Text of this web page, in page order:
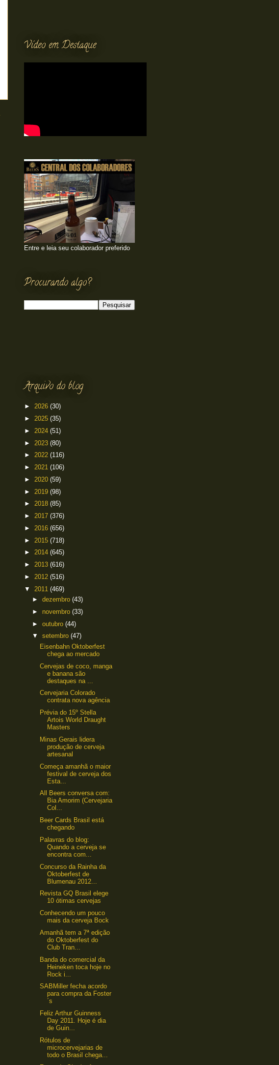
Vídeo em Destaque
Entre e leia seu colaborador preferido
Procurando algo?
Arquivo do blog
► 2026 (30)
► 2025 (35)
► 2024 (51)
► 2023 (80)
► 2022 (116)
► 2021 (106)
► 2020 (59)
► 2019 (98)
► 2018 (85)
► 2017 (376)
► 2016 (656)
► 2015 (718)
► 2014 (645)
► 2013 (616)
► 2012 (516)
▼ 2011 (469)
► dezembro (43)
► novembro (33)
► outubro (44)
▼ setembro (47)
Eisenbahn Oktoberfest
chega ao mercado
Cervejas de coco, manga
e banana são
destaques na ...
Cervejaria Colorado
contrata nova agência
Prévia do 15º Stella
Artois World Draught
Masters
Minas Gerais lidera
produção de cerveja
artesanal
Começa amanhã o maior
festival de cerveja dos
Esta...
All Beers conversa com:
Bia Amorim (Cervejaria
Col...
Beer Cards Brasil está
chegando
Palavras do blog:
Quando a cerveja se
encontra com...
Concurso da Rainha da
Oktoberfest de
Blumenau 2012...
Revista GQ Brasil elege
10 ótimas cervejas
Conhecendo um pouco
mais da cerveja Bock
Amanhã tem a 7ª edição
do Oktoberfest do
Club Tran...
Banda do comercial da
Heineken toca hoje no
Rock i...
SABMiller fecha acordo
para compra da Foster
´s
Feliz Arthur Guinness
Day 2011. Hoje é dia
de Guin...
Rótulos de
microcervejarias de
todo o Brasil chega...